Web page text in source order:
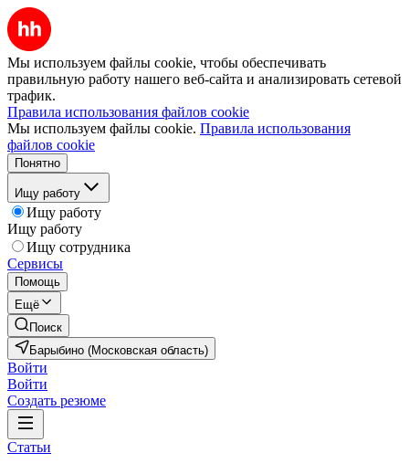
Мы используем файлы cookie, чтобы обеспечивать
правильную работу нашего веб-сайта и анализировать сетевой
трафик.
Правила использования файлов cookie
Мы используем файлы cookie. Правила использования
файлов cookie
Понятно
Ищу работу
Ищу работу
Ищу работу
Ищу сотрудника
Сервисы
Помощь
Ещё
Поиск
Барыбино (Московская область)
Войти
Войти
Создать резюме
Статьи